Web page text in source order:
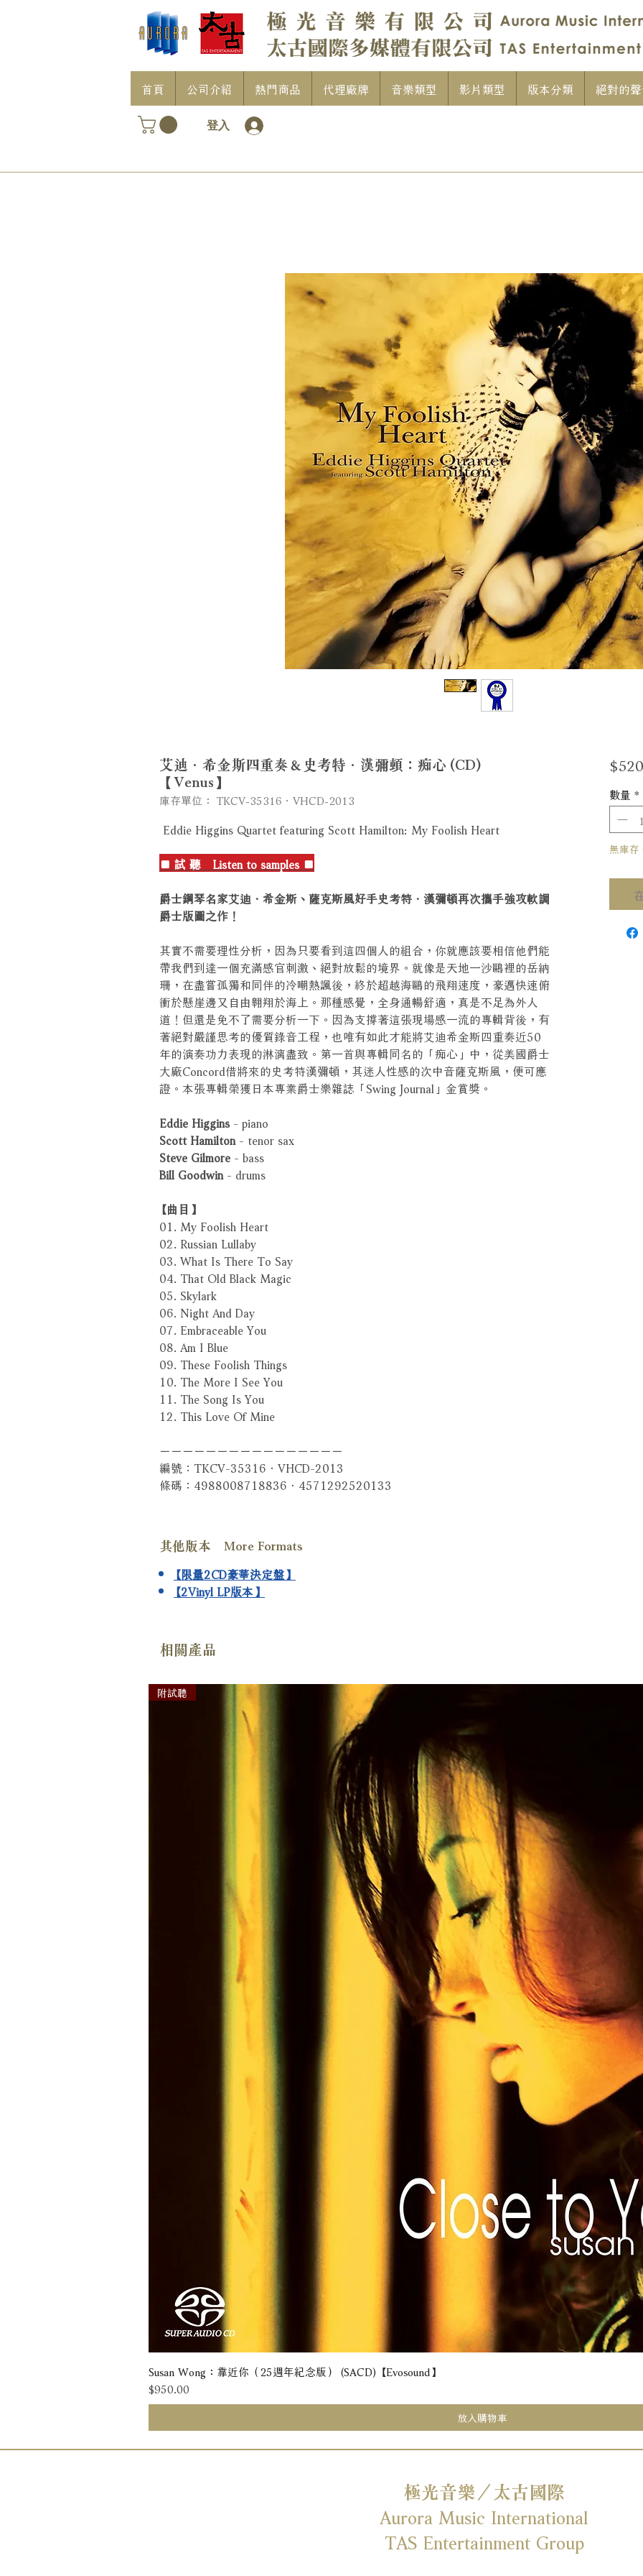
首頁 公司介紹 熱門商品 代理廠牌 音樂類型 影片類型 版本分類 絕對的
登入
艾迪．希金斯四重奏＆史考特．漢彌頓：痴心 (CD)
【Venus】
庫存單位： TKCV-35316．VHCD-2013
Eddie Higgins Quartet featuring Scott Hamilton: My Foolish Heart
■ 試 聽 Listen to samples ■
爵士鋼琴名家艾迪．希金斯、薩克斯風好手史考特．漢彌頓再次攜手強攻軟調
爵士版圖之作！
其實不需要理性分析，因為只要看到這四個人的組合，你就應該要相信他們能
帶我們到達一個充滿感官刺激、絕對放鬆的境界。就像是天地一沙鷗裡的岳納
珊，在盡嘗孤獨和同伴的冷嘲熱諷後，終於超越海鷗的飛翔速度，豪邁快速俯
衝於懸崖邊又自由翱翔於海上。那種感覺，全身通暢舒適，真是不足為外人
道！但還是免不了需要分析一下。因為支撐著這張現場感一流的專輯背後，有
著絕對嚴謹思考的優質錄音工程，也唯有如此才能將艾迪希金斯四重奏近50
年的演奏功力表現的淋漓盡致。第一首與專輯同名的「痴心」中，從美國爵士
大廠Concord借將來的史考特漢彌頓，其迷人性感的次中音薩克斯風，便可應
證。本張專輯榮獲日本專業爵士樂雜誌「Swing Journal」金賞獎。
Eddie Higgins- piano
Scott Hamilton - tenor sax
Steve Gilmore - bass
Bill Goodwin - drums
【曲目】
01. My Foolish Heart
02. Russian Lullaby
03. What Is There To Say
04. That Old Black Magic
05. Skylark
06. Night And Day
07. Embraceable You
08. Am I Blue
09. These Foolish Things
10. The More I See You
11. The Song Is You
12. This Love Of Mine
－－－－－－－－－－－－－－－－
編號：TKCV-35316．VHCD-2013
條碼：4988008718836．4571292520133
其他版本 More Formats
【限量2CD豪華決定盤】
【2Vinyl LP版本】
數量 *
無庫
相關產品
附試聽
Susan Wong：靠近你（25週年紀念版） (SACD) 【Evosound】
價格
$950.00
放入購物車
極光音樂／太古國際
Aurora Music International
TAS Entertainment Group